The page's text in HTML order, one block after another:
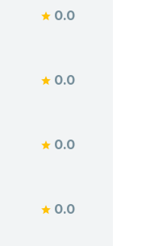
0.0
0.0
0.0
0.0